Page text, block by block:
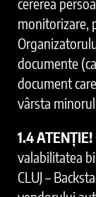
monitorizare,
documente
document
vârsta
1.4 ATENȚIE!
valabilitatea
CLUJ –